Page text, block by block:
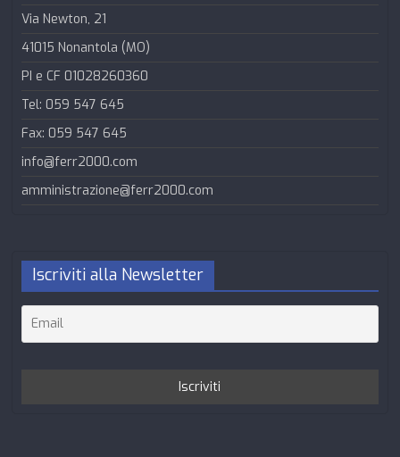
Via Newton, 21
41015 Nonantola (MO)
PI e CF 01028260360
Tel: 059 547 645
Fax: 059 547 645
info@ferr2000.com
amministrazione@ferr2000.com
Iscriviti alla Newsletter